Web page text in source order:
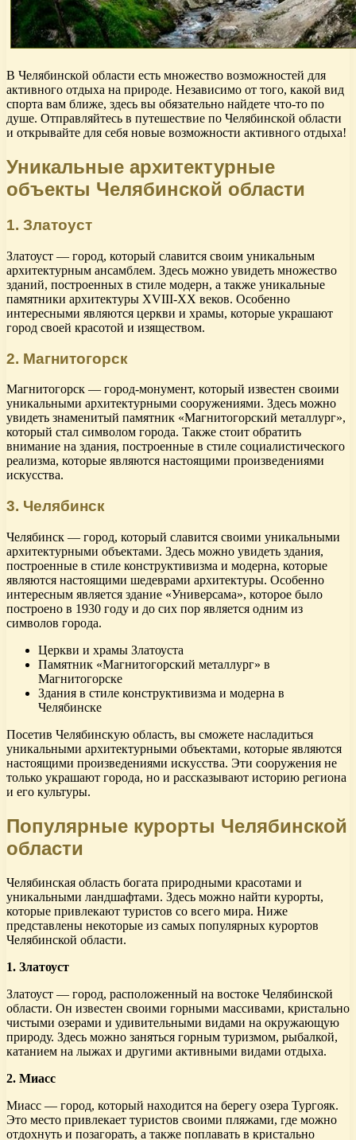
В Челябинской области есть множество возможностей для
активного отдыха на природе. Независимо от того, какой вид
спорта вам ближе, здесь вы обязательно найдете что-то по
душе. Отправляйтесь в путешествие по Челябинской области
и открывайте для себя новые возможности активного отдыха!
Уникальные архитектурные
объекты Челябинской области
1. Златоуст
Златоуст — город, который славится своим уникальным
архитектурным ансамблем. Здесь можно увидеть множество
зданий, построенных в стиле модерн, а также уникальные
памятники архитектуры XVIII-XX веков. Особенно
интересными являются церкви и храмы, которые украшают
город своей красотой и изяществом.
2. Магнитогорск
Магнитогорск — город-монумент, который известен своими
уникальными архитектурными сооружениями. Здесь можно
увидеть знаменитый памятник «Магнитогорский металлург»,
который стал символом города. Также стоит обратить
внимание на здания, построенные в стиле социалистического
реализма, которые являются настоящими произведениями
искусства.
3. Челябинск
Челябинск — город, который славится своими уникальными
архитектурными объектами. Здесь можно увидеть здания,
построенные в стиле конструктивизма и модерна, которые
являются настоящими шедеврами архитектуры. Особенно
интересным является здание «Универсама», которое было
построено в 1930 году и до сих пор является одним из
символов города.
Церкви и храмы Златоуста
Памятник «Магнитогорский металлург» в
Магнитогорске
Здания в стиле конструктивизма и модерна в
Челябинске
Посетив Челябинскую область, вы сможете насладиться
уникальными архитектурными объектами, которые являются
настоящими произведениями искусства. Эти сооружения не
только украшают города, но и рассказывают историю региона
и его культуры.
Популярные курорты Челябинской
области
Челябинская область богата природными красотами и
уникальными ландшафтами. Здесь можно найти курорты,
которые привлекают туристов со всего мира. Ниже
представлены некоторые из самых популярных курортов
Челябинской области.
1. Златоуст
Златоуст — город, расположенный на востоке Челябинской
области. Он известен своими горными массивами, кристально
чистыми озерами и удивительными видами на окружающую
природу. Здесь можно заняться горным туризмом, рыбалкой,
катанием на лыжах и другими активными видами отдыха.
2. Миасс
Миасс — город, который находится на берегу озера Тургояк.
Это место привлекает туристов своими пляжами, где можно
отдохнуть и позагорать, а также поплавать в кристально